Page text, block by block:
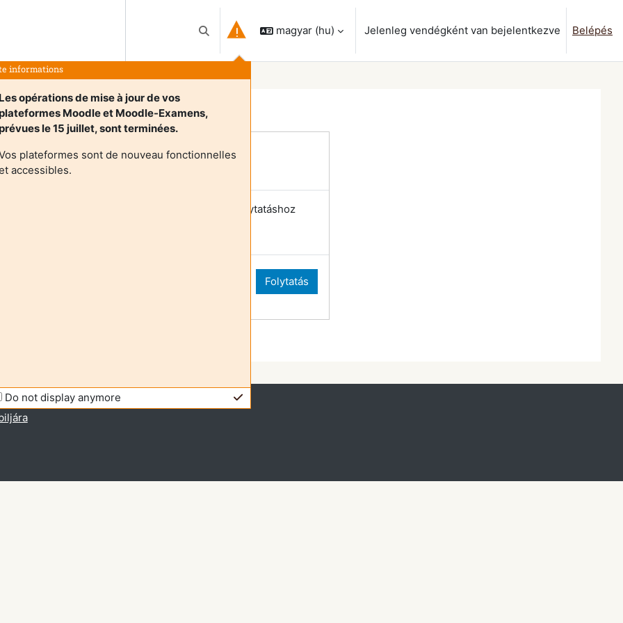
Keresési bemeneti adatok váltása
informations
Les opérations de mise à jour de vos
Moodle et Moodle-Examens,
le 15 juillet, sont terminées.
plateformes sont de nouveau fonctionnelles
accessibles.
Do not display anymore
magyar ‎(hu)‎ Jelenleg vendégként van bejelentkezve Belépés
Login required
Vendégek nem érik el a felhasználói profilokat. A folytatáshoz
Folytatás
( Belépés)